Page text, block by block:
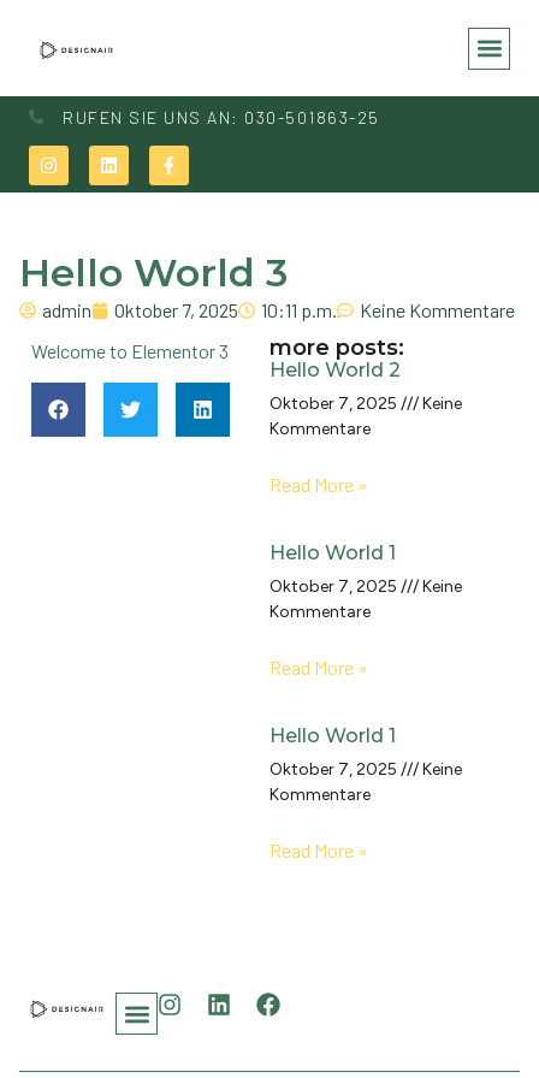
RUFEN SIE UNS AN: 030-501863-25
Hello World 3
admin Oktober 7, 2025 10:11 p.m.
Keine Kommentare
Welcome to Elementor 3
more posts:
Hello World 2
Oktober 7, 2025
Keine
Kommentare
Read More »
Hello World 1
Oktober 7, 2025
Keine
Kommentare
Read More »
Hello World 1
Oktober 7, 2025
Keine
Kommentare
Read More »